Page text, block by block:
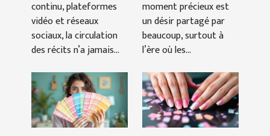
manipulation
continu, plateformes
vidéo et réseaux
sociaux, la circulation
des récits n’a jamais...
moment précieux est
un désir partagé par
beaucoup, surtout à
l’ère où les...